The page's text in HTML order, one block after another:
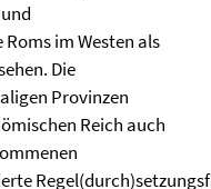
im Westen als
Die
Provinzen
Reich auch